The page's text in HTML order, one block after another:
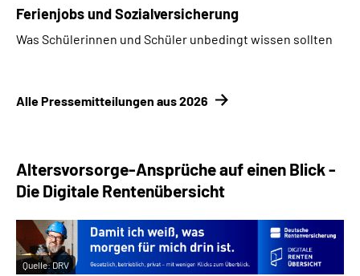
Ferienjobs und Sozialversicherung
Was Schülerinnen und Schüler unbedingt wissen sollten
Alle Pressemitteilungen aus 2026
Altersvorsorge-Ansprüche auf einen Blick -
Die Digitale Rentenübersicht
Quelle:DRV